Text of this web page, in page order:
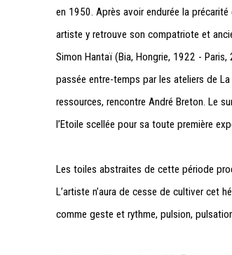
en 1950. Après avoir endurée la
artiste y retrouve son compatriote et
Simon Hantaï (Bia, Hongrie, 1922 -
passée entre-temps par les ateliers de
ressources, rencontre André Breton. Le
l’Etoile scellée pour sa toute première
Les toiles abstraites de cette période
L’artiste n’aura de cesse de cultiver cet
comme geste et rythme, pulsion,